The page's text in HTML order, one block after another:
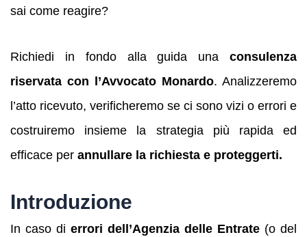
sai come reagire?
Richiedi in fondo alla guida una consulenza
riservata con l’Avvocato Monardo. Analizzeremo
l’atto ricevuto, verificheremo se ci sono vizi o errori e
costruiremo insieme la strategia più rapida ed
efficace per annullare la richiesta e proteggerti.
Introduzione
In caso di errori dell’Agenzia delle Entrate (o del